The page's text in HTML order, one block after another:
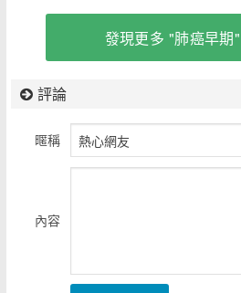
發現更多 "肺癌早期
評論
暱稱
內容